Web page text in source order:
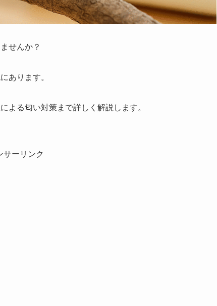
せんか？
あります。
よる匂い対策まで詳しく解説します。
サーリンク